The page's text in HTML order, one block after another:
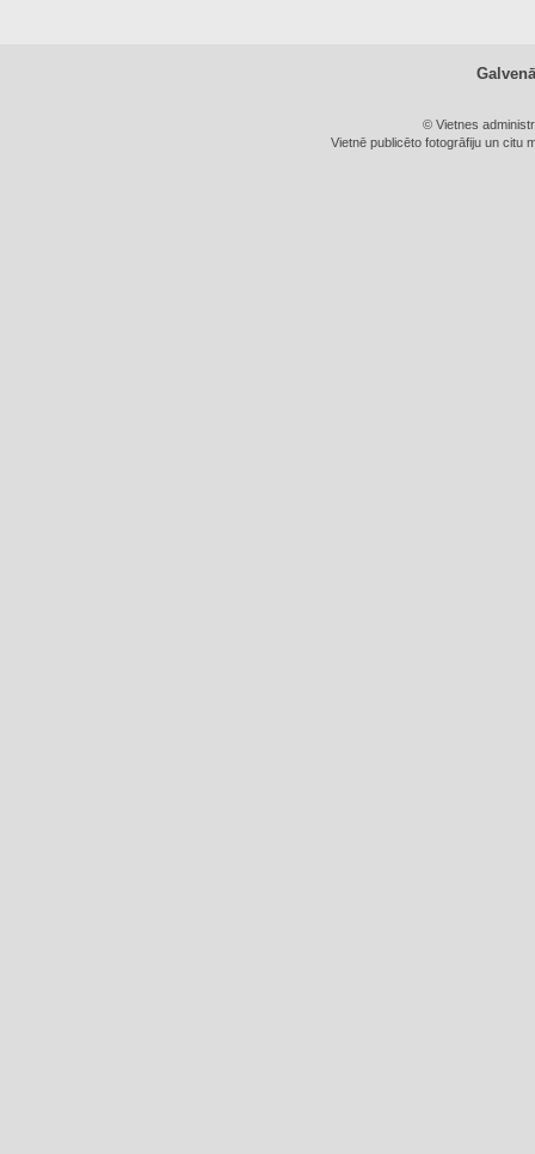
© Vietnes
Vietnē publicēto fotogrāfiju un citu